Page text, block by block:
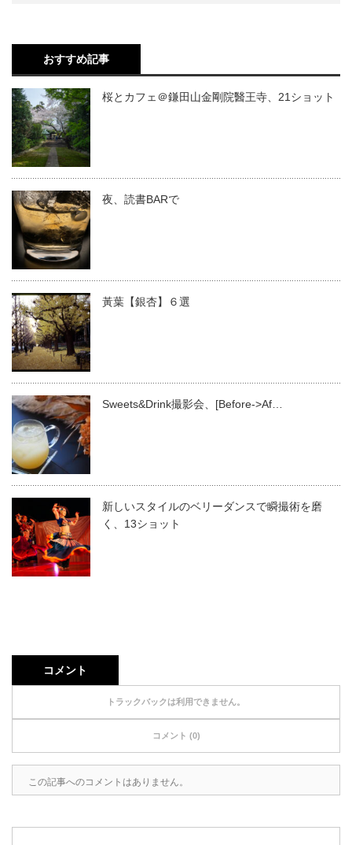
おすすめ記事
桜とカフェ＠鎌田山金剛院醫王寺、21ショット
夜、読書BARで
黃葉【銀杏】６選
Sweets&Drink撮影会、[Before->Af…
新しいスタイルのベリーダンスで瞬撮術を磨
く、13ショット
コメント
トラックバックは利用できません。
コメント (0)
この記事へのコメントはありません。